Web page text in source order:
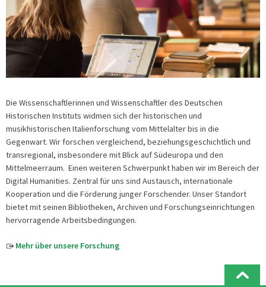
Die Wissenschaftlerinnen und Wissenschaftler des Deutschen
Historischen Instituts widmen sich der historischen und
musikhistorischen Italienforschung vom Mittelalter bis in die
Gegenwart. Wir forschen vergleichend, beziehungsgeschichtlich und
transregional, insbesondere mit Blick auf Südeuropa und den
Mittelmeerraum. Einen weiteren Schwerpunkt haben wir im Bereich der
Digital Humanities. Zentral für uns sind Austausch, internationale
Kooperation und die Förderung junger Forschender. Unser Standort
bietet mit seinen Bibliotheken, Archiven und Forschungseinrichtungen
hervorragende Arbeitsbedingungen.
Mehr über unsere Forschung